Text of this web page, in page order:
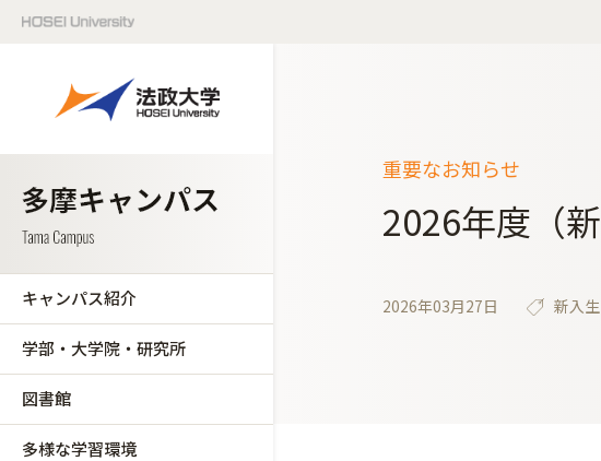
キャンパス紹介
学部・大学院・研究所
図書館
多様な学習環境
重要なお知らせ
2026年度（
2026年03月27日 新入生